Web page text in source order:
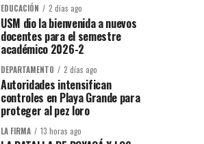
EDUCACIÓN 2 días ago
USM dio la bienvenida a nuevos
docentes para el semestre
académico 2026-2
DEPARTAMENTO 2 días ago
Autoridades intensifican
controles en Playa Grande para
proteger al pez loro
LA FIRMA 13 horas ago